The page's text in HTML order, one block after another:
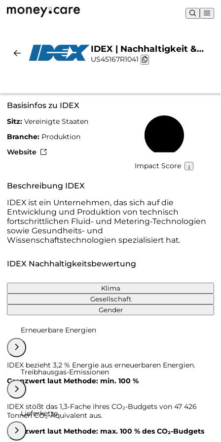
IDEX | Nachhaltigkeit &
Chart
US45167R1041
Basisinfos zu IDEX
Sitz: Vereinigte Staaten
Branche: Produktion
Website
Impact Score
Beschreibung IDEX
IDEX ist ein Unternehmen, das sich auf die
Entwicklung und Produktion von technisch
fortschrittlichen Fluid- und Metering-Technologien
sowie Gesundheits- und
Wissenschaftstechnologien spezialisiert hat.
IDEX Nachhaltigkeitsbewertung
Klima
Gesellschaft
Gender
Erneuerbare Energien
IDEX bezieht 3,2 % Energie aus erneuerbaren Energien.
Grenzwert laut Methode: min. 100 %
Treibhausgas-Emissionen
IDEX stößt das 1,3-Fache ihres CO₂-Budgets von 47 426
Tonnen CO₂-Äquivalent aus.
Grenzwert laut Methode: max. 100 % des CO₂-Budgets
Lieferkette